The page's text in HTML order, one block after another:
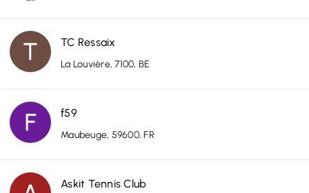
TC Ressaix
La Louvière, 7100, BE
f59
Maubeuge, 59600, FR
Askit Tennis Club